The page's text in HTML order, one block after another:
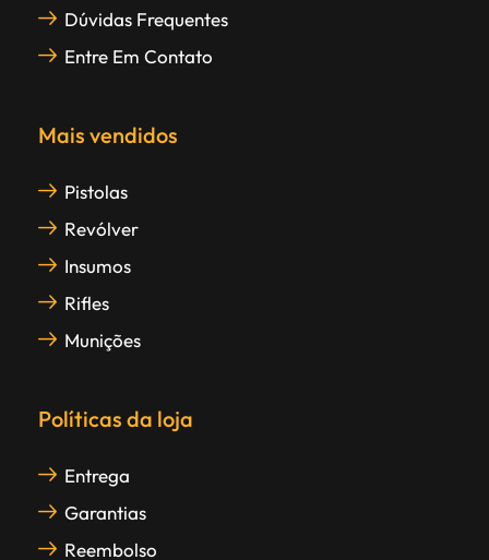
Dúvidas Frequentes
Entre Em Contato
Mais vendidos
Pistolas
Revólver
Insumos
Rifles
Munições
Políticas da loja
Entrega
Garantias
Reembolso